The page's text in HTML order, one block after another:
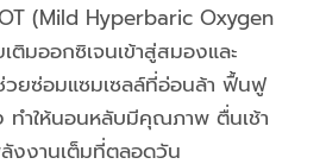
(Mild Hyperbaric Oxygen
ติมออกซิเจนเข้าสู่สมองและ
วยซ่อมแซมเซลล์ที่อ่อนล้า ฟื้นฟู
ทำให้นอนหลับมีคุณภาพ ตื่นเช้า
งงานเต็มที่ตลอดวัน